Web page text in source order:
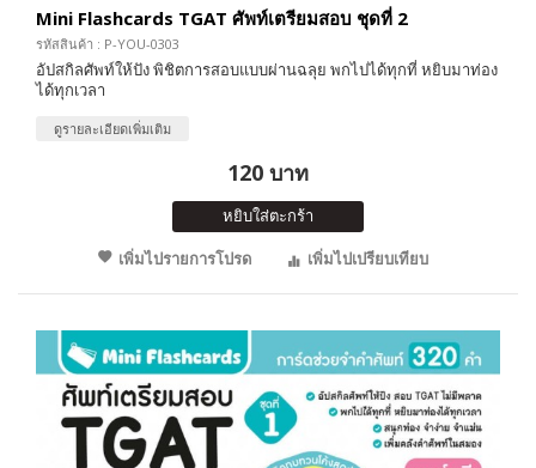
Mini Flashcards TGAT ศัพท์เตรียมสอบ ชุดที่ 2
รหัสสินค้า : P-YOU-0303
อัปสกิลศัพท์ให้ปัง พิชิตการสอบแบบผ่านฉลุย พกไปได้ทุกที่ หยิบมาท่อง
ได้ทุกเวลา
ดูรายละเอียดเพิ่มเติม
120 บาท
หยิบใส่ตะกร้า
เพิ่มไปรายการโปรด
เพิ่มไปเปรียบเทียบ